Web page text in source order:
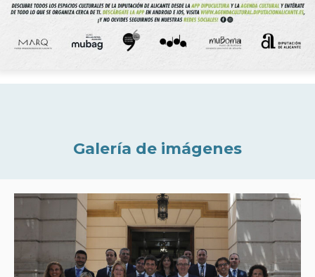
Galería de imágenes